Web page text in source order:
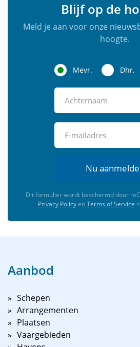
Blijf op de
Meld je aan voor onze
hoogte.
Mevr. Dhr.
Nu
Dit formulier wordt beschermd door
Privacy PolicyenTerms of Service
Aanbod
Schepen
Arrangementen
Plaatsen
Vaargebieden